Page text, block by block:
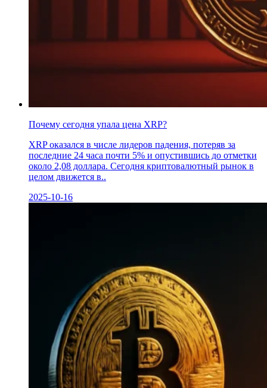
Почему сегодня упала цена XRP?
XRP оказался в числе лидеров падения, потеряв за
последние 24 часа почти 5% и опустившись до отметки
около 2,08 доллара. Сегодня криптовалютный рынок в
целом движется в..
2025-10-16